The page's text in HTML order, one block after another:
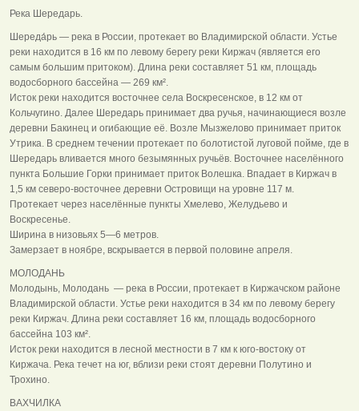
Река Шередарь.
Шереда́рь — река в России, протекает во Владимирской области. Устье
реки находится в 16 км по левому берегу реки Киржач (является его
самым большим притоком). Длина реки составляет 51 км, площадь
водосборного бассейна — 269 км².
Исток реки находится восточнее села Воскресенское, в 12 км от
Кольчугино. Далее Шередарь принимает два ручья, начинающиеся возле
деревни Бакинец и огибающие её. Возле Мызжелово принимает приток
Утрика. В среднем течении протекает по болотистой луговой пойме, где в
Шередарь вливается много безымянных ручьёв. Восточнее населённого
пункта Большие Горки принимает приток Волешка. Впадает в Киржач в
1,5 км северо-восточнее деревни Островищи на уровне 117 м.
Протекает через населённые пункты Хмелево, Желудьево и
Воскресенье.
Ширина в низовьях 5—6 метров.
Замерзает в ноябре, вскрывается в первой половине апреля.
МОЛОДАНЬ
Молодынь, Молодань — река в России, протекает в Киржачском районе
Владимирской области. Устье реки находится в 34 км по левому берегу
реки Киржач. Длина реки составляет 16 км, площадь водосборного
бассейна 103 км².
Исток реки находится в лесной местности в 7 км к юго-востоку от
Киржача. Река течет на юг, вблизи реки стоят деревни Полутино и
Трохино.
ВАХЧИЛКА